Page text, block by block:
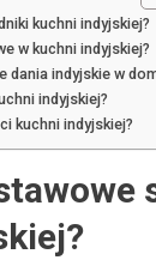
kuchni indyjskiej?
w kuchni indyjskiej?
dania indyjskie w
indyjskiej?
kuchni indyjskiej?